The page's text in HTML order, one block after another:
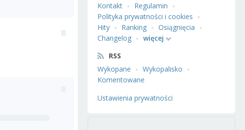
Kontakt
Regulamin
Polityka prywatności i cookies
Hity
Ranking
Osiągnięcia
Changelog
więcej
RSS
Wykopane
Wykopalisko
Komentowane
Ustawienia prywatności